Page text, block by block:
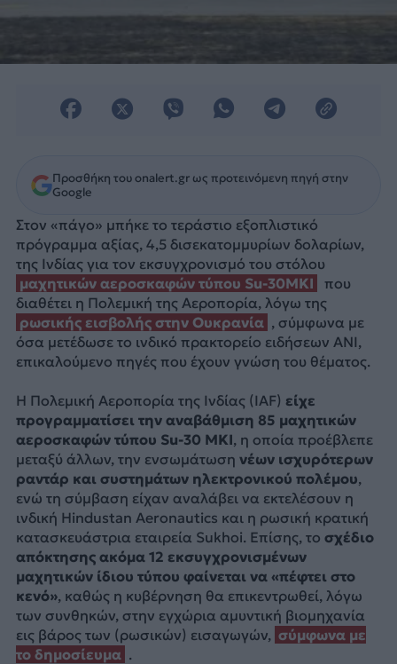
Προσθήκη του onalert.gr ως προτεινόμενη πηγή στην
Google
Στον «πάγο» μπήκε το τεράστιο εξοπλιστικό
πρόγραμμα αξίας, 4,5 δισεκατομμυρίων δολαρίων,
της Ινδίας για τον εκσυγχρονισμό του στόλου
μαχητικών αεροσκαφών τύπου Su-30MKI
που
διαθέτει η Πολεμική της Αεροπορία, λόγω της
ρωσικής εισβολής στην Ουκρανία , σύμφωνα με
όσα μετέδωσε το ινδικό πρακτορείο ειδήσεων ANI,
επικαλούμενο πηγές που έχουν γνώση του θέματος.
Η Πολεμική Αεροπορία της Ινδίας (IAF) είχε
προγραμματίσει την αναβάθμιση 85 μαχητικών
αεροσκαφών τύπου Su-30 MKI, η οποία προέβλεπε
μεταξύ άλλων, την ενσωμάτωση νέων ισχυρότερων
ραντάρ και συστημάτων ηλεκτρονικού πολέμου,
ενώ τη σύμβαση είχαν αναλάβει να εκτελέσουν η
ινδική Hindustan Aeronautics και η ρωσική κρατική
κατασκευάστρια εταιρεία Sukhoi. Επίσης, το σχέδιο
απόκτησης ακόμα 12 εκσυγχρονισμένων
μαχητικών ίδιου τύπου φαίνεται να «πέφτει στο
κενό», καθώς η κυβέρνηση θα επικεντρωθεί, λόγω
των συνθηκών, στην εγχώρια αμυντική βιομηχανία
εις βάρος των (ρωσικών) εισαγωγών, σύμφωνα με
το δημοσίευμα .